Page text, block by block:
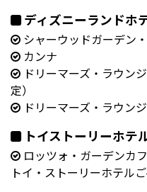
ディズニーランドホ
シャーウッドガーデン
カンナ
ドリーマーズ・ラウン
定）
ドリーマーズ・ラウン
トイストーリーホテ
ロッツォ・ガーデンカ
トイ・ストーリーホテル